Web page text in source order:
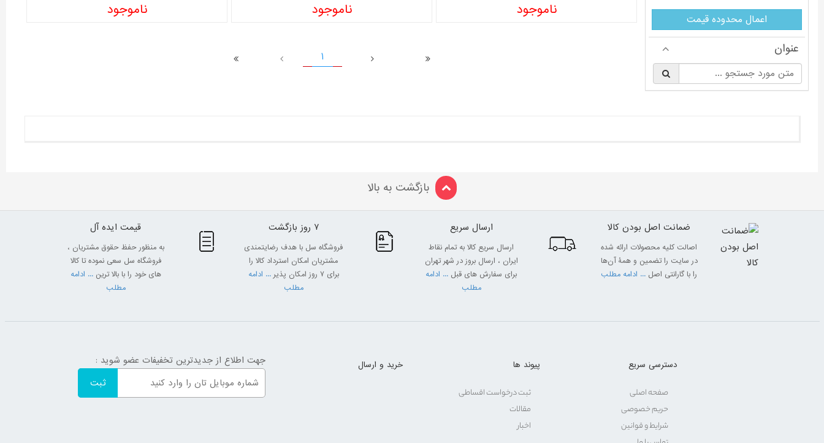
اعمال محدوده قیمت
عنوان
§
ناموجود ناموجود ناموجود
1
بازگشت به بالا
ضمانت اصل بودن کالا
اصالت کلیه محصولات ارائه شده
در سایت را تضمین و همۀ آن‌ها
را با گارانتی اصل ... ادامه مطلب
ارسال سریع
ارسال سریع کالا به تمام نقاط
ایران ، ارسال بروز در شهر تهران
برای سفارش های قبل ... ادامه
مطلب
7 روز بازگشت
فروشگاه سل با هدف رضایتمندی
مشتریان امکان استرداد کالا را
برای 7 روز امکان پذیر
... ادامه
مطلب
قیمت ایده آل
به منظور حفظ حقوق مشتریان ،
فروشگاه سل سعی نموده تا کالا
های خود را با بالا ترین ... ادامه
مطلب
دسترسی سریع
صفحه اصلی
حریم خصوصی
شرایط و قوانین
پیوند ها
ثبت درخواست اقساطی
مقالات
اخبار
خرید و ارسال جهت اطلاع از جدیدترین تخفیفات عضو شوید :